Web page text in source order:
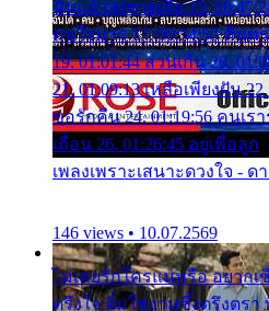
ฉันแล้วจงตายเสีย 15.
คนใจมาร 17. 00:54:50 คืนท
19. 01:01:44 ส่วนเกิน 20.
21. 01:09:13 เหลือเพียงฝัน
ขอรักคืน 24. 01:19:56 คนเร
เถื่อน 26. 01:26:45 อยู่เพื่อลูก
เพลงเพราะเสนาะดวงใจ - ด
146 views • 10.07.2569
ไม่เคยรักใครแน่หรือ อยาก
ตรึงใจ ติ๋มใช่งามซึ้งตรึงตร